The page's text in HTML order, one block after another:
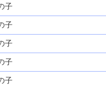
子
子
子
子
子